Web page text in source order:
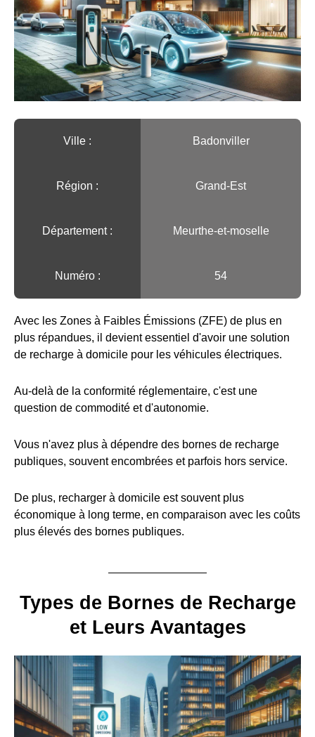
Ville :️ Badonviller
Région :️ Grand-Est
Département : Meurthe-et-moselle
Numéro : 54
Avec les Zones à Faibles Émissions (ZFE) de plus en
plus répandues, il devient essentiel d'avoir une solution
de recharge à domicile pour les véhicules électriques.
Au-delà de la conformité réglementaire, c'est une
question de commodité et d'autonomie.
Vous n'avez plus à dépendre des bornes de recharge
publiques, souvent encombrées et parfois hors service.
De plus, recharger à domicile est souvent plus
économique à long terme, en comparaison avec les coûts
plus élevés des bornes publiques.
Types de Bornes de Recharge
et Leurs Avantages